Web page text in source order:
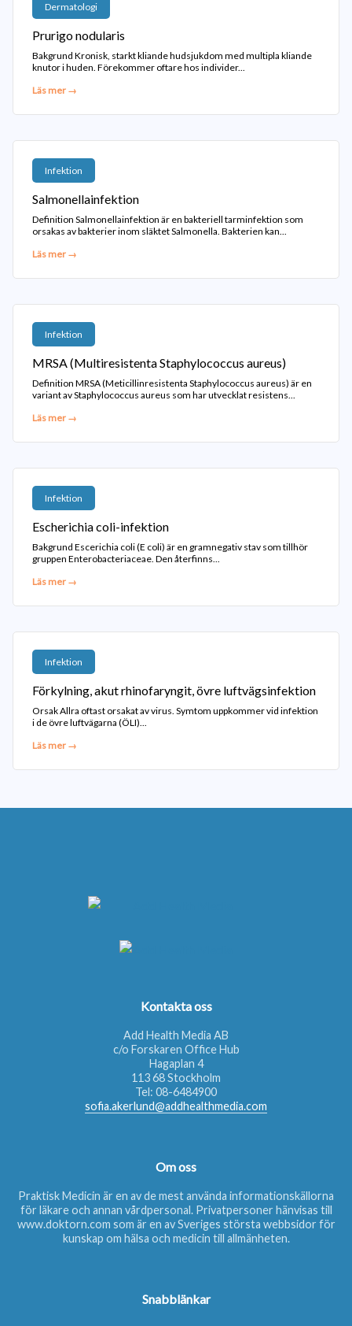
Dermatologi
Prurigo nodularis
Bakgrund Kronisk, starkt kliande hudsjukdom med multipla kliande
knutor i huden. Förekommer oftare hos individer...
Läs mer →
Infektion
Salmonellainfektion
Definition Salmonellainfektion är en bakteriell tarminfektion som
orsakas av bakterier inom släktet Salmonella. Bakterien kan...
Läs mer →
Infektion
MRSA (Multiresistenta Staphylococcus aureus)
Definition MRSA (Meticillinresistenta Staphylococcus aureus) är en
variant av Staphylococcus aureus som har utvecklat resistens...
Läs mer →
Infektion
Escherichia coli-infektion
Bakgrund Escerichia coli (E coli) är en gramnegativ stav som tillhör
gruppen Enterobacteriaceae. Den återfinns...
Läs mer →
Infektion
Förkylning, akut rhinofaryngit, övre luftvägsinfektion
Orsak Allra oftast orsakat av virus. Symtom uppkommer vid infektion
i de övre luftvägarna (ÖLI)...
Läs mer →
Kontakta oss
Add Health Media AB
c/o Forskaren Office Hub
Hagaplan 4
113 68 Stockholm
Tel: 08-6484900
sofia.akerlund@addhealthmedia.com
Om oss
Praktisk Medicin är en av de mest använda informationskällorna
för läkare och annan vårdpersonal. Privatpersoner hänvisas till
www.doktorn.com som är en av Sveriges största webbsidor för
kunskap om hälsa och medicin till allmänheten.
Snabblänkar